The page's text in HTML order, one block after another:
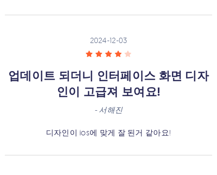
2024-12-03
업데이트 되더니 인터페이스 화면 디자
인이 고급져 보여요!
- 서해진
디자인이 ios에 맞게 잘 된거 같아요!